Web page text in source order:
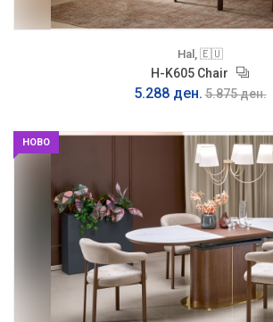
Hal, 🇪🇺
H-K605 Chair
5.288 ден. 5.875 ден.
НОВО